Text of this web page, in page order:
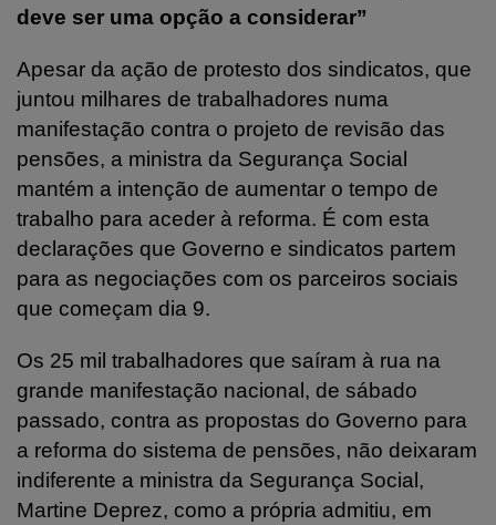
deve ser uma opção a considerar”
Apesar da ação de protesto dos sindicatos, que
juntou milhares de trabalhadores numa
manifestação contra o projeto de revisão das
pensões, a ministra da Segurança Social
mantém a intenção de aumentar o tempo de
trabalho para aceder à reforma. É com esta
declarações que Governo e sindicatos partem
para as negociações com os parceiros sociais
que começam dia 9.
Os 25 mil trabalhadores que saíram à rua na
grande manifestação nacional, de sábado
passado, contra as propostas do Governo para
a reforma do sistema de pensões, não deixaram
indiferente a ministra da Segurança Social,
Martine Deprez, como a própria admitiu, em